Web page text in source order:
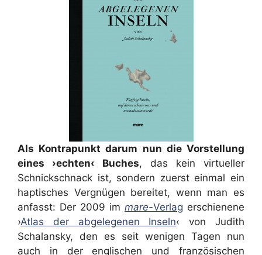
Als Kontrapunkt darum nun die Vorstellung
eines ›echten‹ Buches, das kein virtueller
Schnickschnack ist, sondern zuerst einmal ein
haptisches Vergnügen bereitet, wenn man es
anfasst: Der 2009 im mare-Verlag erschienene
›Atlas der abgelegenen Inseln‹ von Judith
Schalansky, den es seit wenigen Tagen nun
auch in der englischen und französischen